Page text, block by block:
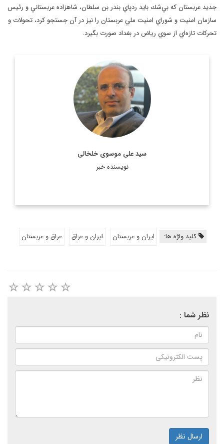
جديد عربستان كه بي‌شك بايد ردپاي بندر بن سلطان، شاهزاده عربستاني و رئيس
سازمان امنيت و شوراي امنيت ملي عربستان را نيز در آن جستجو كرد، تحولات و
تحركات تازه‌اي از سوي رياض در بغداد صورت بگيرد.
سید علی موسوی خلخالی
نویسنده خبر
روزنامه نگار، نویسنده، مترجم و سردبیر دیپلماسی ایرانی.
اطلاعات بیشتر
کلید واژه ها: ايران و عربستان ايران و عراق عراق و عربستان
نظر شما :
ارسال نظر